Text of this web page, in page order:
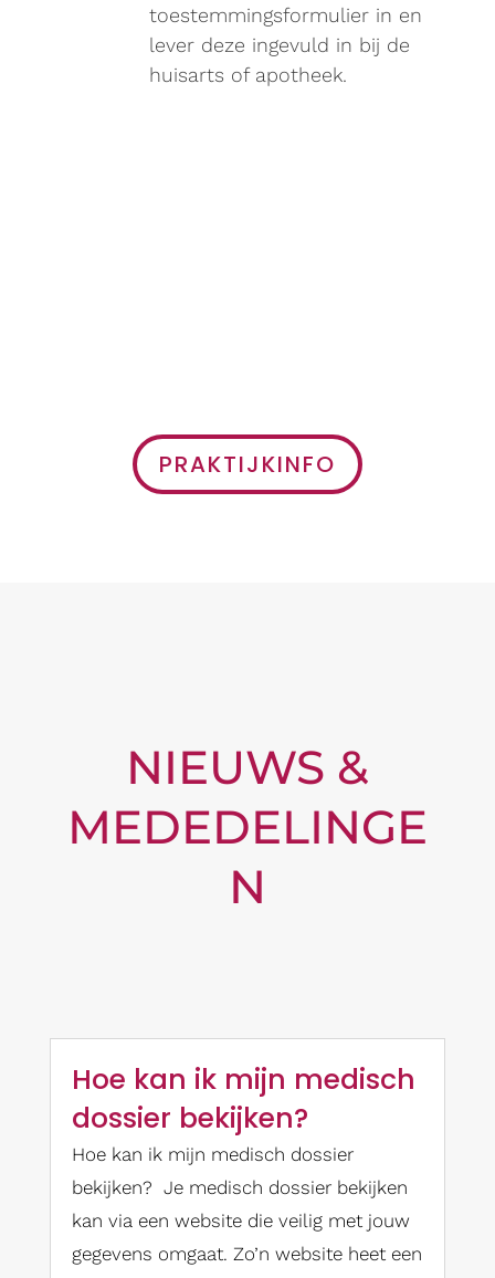
toestemmingsformulier in en
lever deze ingevuld in bij de
huisarts of apotheek.
PRAKTIJKINFO
NIEUWS &
MEDEDELINGE
N
Hoe kan ik mijn medisch
dossier bekijken?
Hoe kan ik mijn medisch dossier
bekijken? Je medisch dossier bekijken
kan via een website die veilig met jouw
gegevens omgaat. Zo’n website heet een